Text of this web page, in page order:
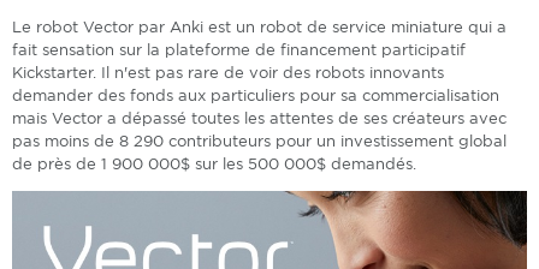
Le robot Vector par Anki est un robot de service miniature qui a
fait sensation sur la plateforme de financement participatif
Kickstarter. Il n'est pas rare de voir des robots innovants
demander des fonds aux particuliers pour sa commercialisation
mais Vector a dépassé toutes les attentes de ses créateurs avec
pas moins de 8 290 contributeurs pour un investissement global
de près de 1 900 000$ sur les 500 000$ demandés.